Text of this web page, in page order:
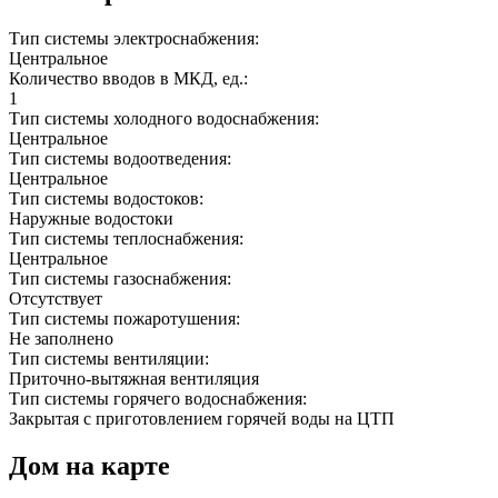
Тип системы электроснабжения:
Центральное
Количество вводов в МКД, ед.:
1
Тип системы холодного водоснабжения:
Центральное
Тип системы водоотведения:
Центральное
Тип системы водостоков:
Наружные водостоки
Тип системы теплоснабжения:
Центральное
Тип системы газоснабжения:
Отсутствует
Тип системы пожаротушения:
Не заполнено
Тип системы вентиляции:
Приточно-вытяжная вентиляция
Тип системы горячего водоснабжения:
Закрытая с приготовлением горячей воды на ЦТП
Дом на карте